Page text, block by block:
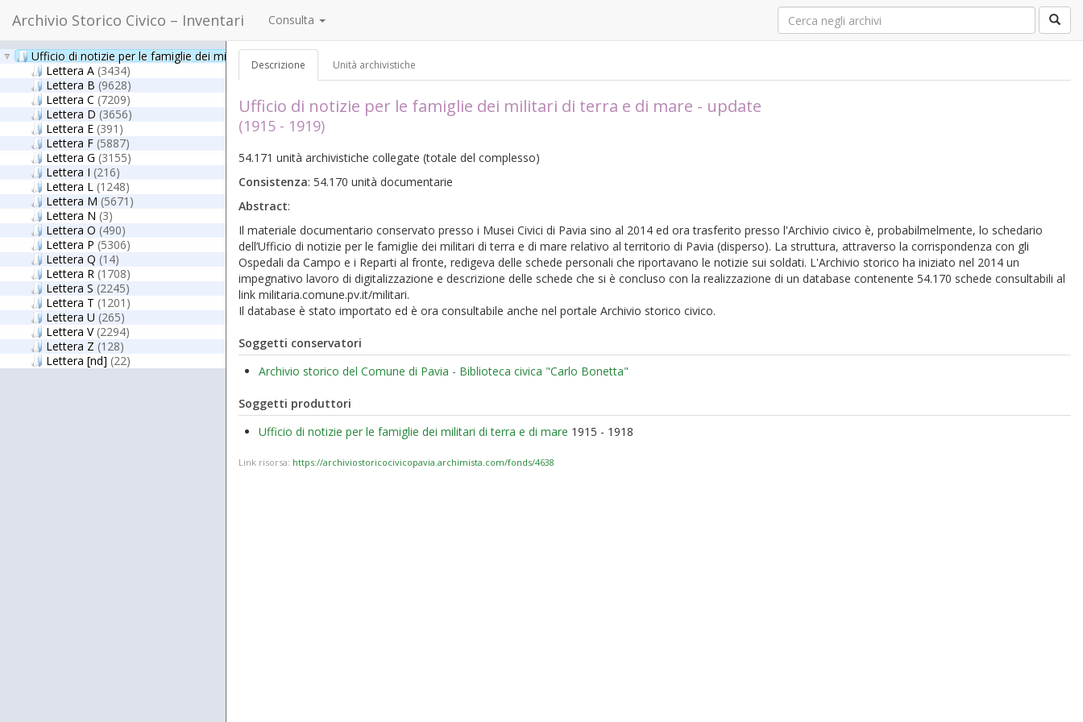
Archivio Storico Civico – Inventari Consulta
Ufficio di notizie per le famiglie dei militari di terra e di mare - update
Lettera A (3434)
Lettera B (9628)
Lettera C (7209)
Lettera D (3656)
Lettera E (391)
Lettera F (5887)
Lettera G (3155)
Lettera I (216)
Lettera L (1248)
Lettera M (5671)
Lettera N (3)
Lettera O (490)
Lettera P (5306)
Lettera Q (14)
Lettera R (1708)
Lettera S (2245)
Lettera T (1201)
Lettera U (265)
Lettera V (2294)
Lettera Z (128)
Lettera [nd] (22)
Descrizione Unità archivistiche
Ufficio di notizie per le famiglie dei militari di terra e di mare - update
(1915 - 1919)
54.171 unità archivistiche collegate (totale del complesso)
Consistenza: 54.170 unità documentarie
Abstract:
Il materiale documentario conservato presso i Musei Civici di Pavia sino al 2014 ed ora trasferito presso l'Archivio civico è, probabilmelmente, lo schedario
dell’Ufficio di notizie per le famiglie dei militari di terra e di mare relativo al territorio di Pavia (disperso). La struttura, attraverso la corrispondenza con gli
Ospedali da Campo e i Reparti al fronte, redigeva delle schede personali che riportavano le notizie sui soldati. L'Archivio storico ha iniziato nel 2014 un
impegnativo lavoro di digitalizzazione e descrizione delle schede che si è concluso con la realizzazione di un database contenente 54.170 schede consultabili al
link militaria.comune.pv.it/militari.
Il database è stato importato ed è ora consultabile anche nel portale Archivio storico civico.
Soggetti conservatori
Archivio storico del Comune di Pavia - Biblioteca civica "Carlo Bonetta"
Soggetti produttori
Ufficio di notizie per le famiglie dei militari di terra e di mare 1915 - 1918
Link risorsa: https://archiviostoricocivicopavia.archimista.com/fonds/4638